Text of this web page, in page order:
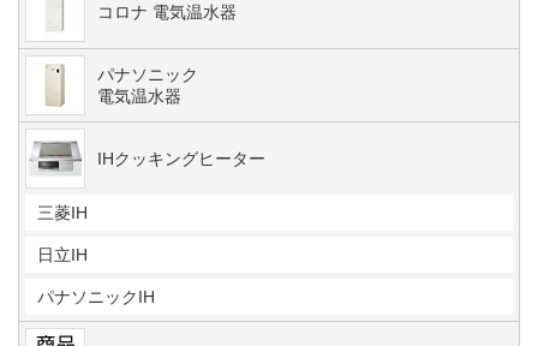
コロナ 電気温水器
パナソニック
電気温水器
IHクッキングヒーター
三菱IH
日立IH
パナソニックIH